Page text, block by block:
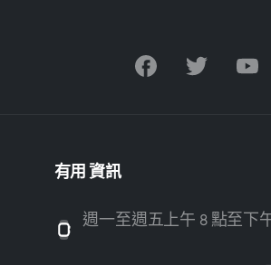
有用資訊
週一至週五上午 8 點至下